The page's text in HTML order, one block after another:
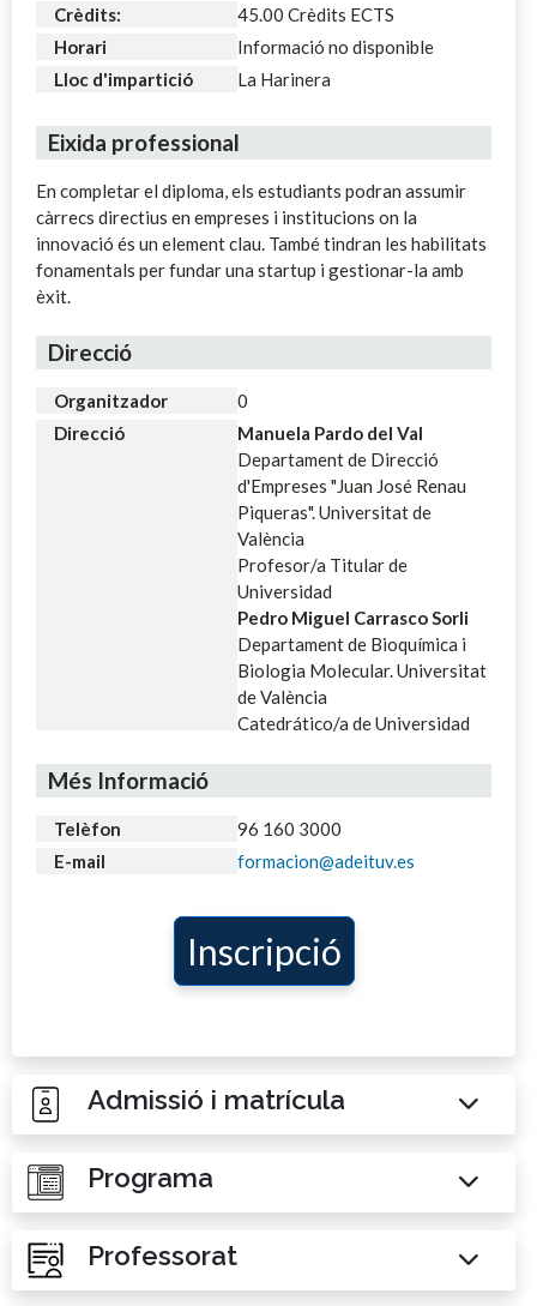
Crèdits:
45.00 Crèdits ECTS
Horari
Informació no disponible
Lloc d'impartició
La Harinera
Eixida professional
En completar el diploma, els estudiants podran assumir
càrrecs directius en empreses i institucions on la
innovació és un element clau. També tindran les habilitats
fonamentals per fundar una startup i gestionar-la amb
èxit.
Direcció
Organitzador
0
Direcció
Manuela Pardo del Val
Departament de Direcció
d'Empreses "Juan José Renau
Piqueras". Universitat de
València
Profesor/a Titular de
Universidad
Pedro Miguel Carrasco Sorli
Departament de Bioquímica i
Biologia Molecular. Universitat
de València
Catedrático/a de Universidad
Més Informació
Telèfon
96 160 3000
E-mail
formacion@adeituv.es
Inscripció
Admissió i matrícula
Programa
Professorat